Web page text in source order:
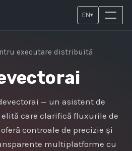
EN▾
executare distribuită
— un asistent de
care clarifică fluxurile de
controale de precizie și
multiplatforme cu